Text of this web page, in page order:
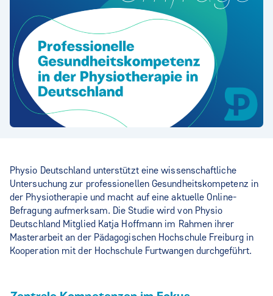
Physio Deutschland unterstützt eine wissenschaftliche
Untersuchung zur professionellen Gesundheitskompetenz in
der Physiotherapie und macht auf eine aktuelle Online-
Befragung aufmerksam. Die Studie wird von Physio
Deutschland Mitglied Katja Hoffmann im Rahmen ihrer
Masterarbeit an der Pädagogischen Hochschule Freiburg in
Kooperation mit der Hochschule Furtwangen durchgeführt.